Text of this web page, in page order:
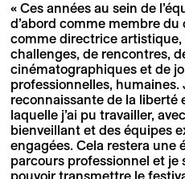
« Ces années au sein de
d’abord comme membre
comme directrice
challenges, de rencontres,
cinématographiques et de
professionnelles,
reconnaissante de la liberté
laquelle j’ai pu travailler,
bienveillant et des équipes
engagées. Cela restera une
parcours professionnel et je
pouvoir transmettre le